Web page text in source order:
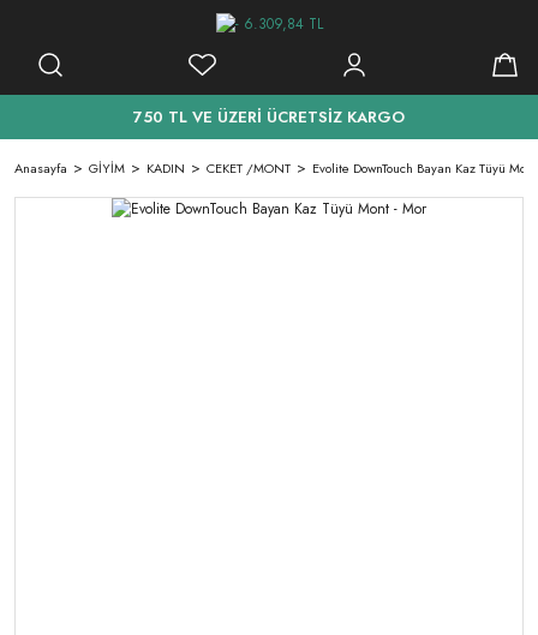
750 TL VE ÜZERİ ÜCRETSİZ KARGO
Anasayfa GİYİM KADIN CEKET /MONT Evolite DownTouch Bayan Kaz Tüyü